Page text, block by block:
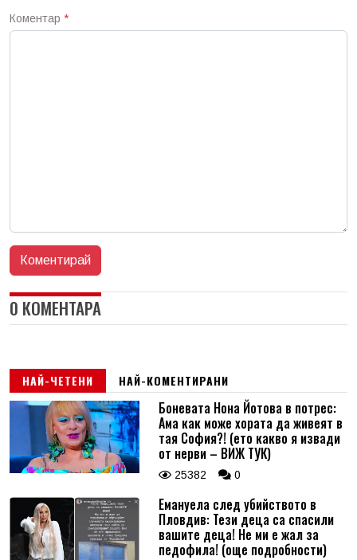
Коментар *
0 КОМЕНТАРА
НАЙ-ЧЕТЕНИ НАЙ-КОМЕНТИРАНИ
Боневата Нона Йотова в потрес:
Ама как може хората да живеят в
тая София?! (ето какво я извади
от нерви – ВИЖ ТУК)
25382 0
Емануела след убийството в
Пловдив: Тези деца са спасили
вашите деца! Не ми е жал за
педофила! (още подробности)